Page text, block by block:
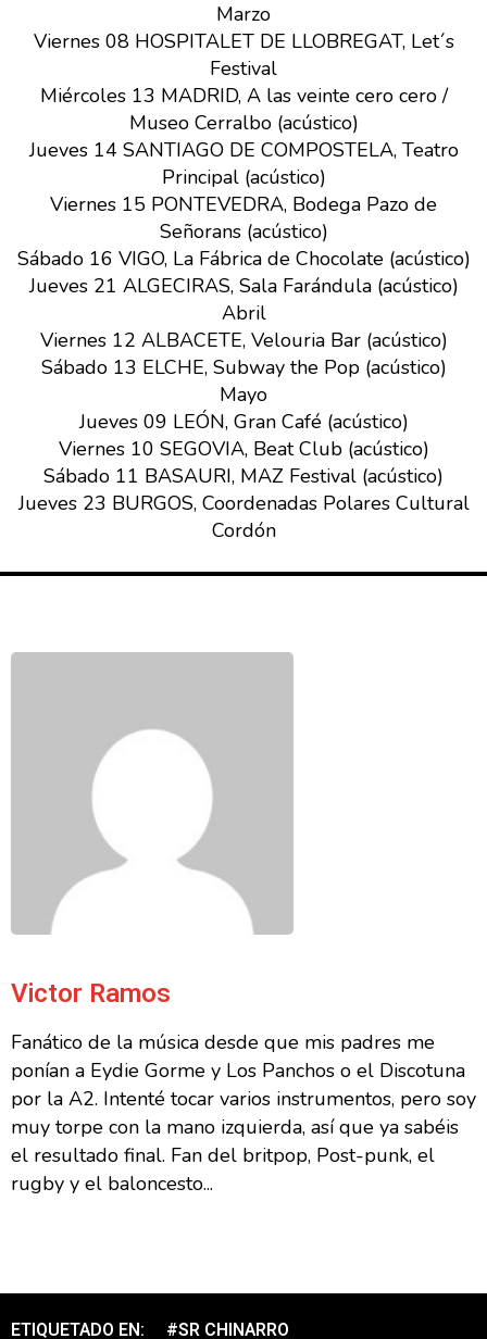
Marzo
Viernes 08 HOSPITALET DE LLOBREGAT, Let´s
Festival
Miércoles 13 MADRID, A las veinte cero cero /
Museo Cerralbo (acústico)
Jueves 14 SANTIAGO DE COMPOSTELA, Teatro
Principal (acústico)
Viernes 15 PONTEVEDRA, Bodega Pazo de
Señorans (acústico)
Sábado 16 VIGO, La Fábrica de Chocolate (acústico)
Jueves 21 ALGECIRAS, Sala Farándula (acústico)
Abril
Viernes 12 ALBACETE, Velouria Bar (acústico)
Sábado 13 ELCHE, Subway the Pop (acústico)
Mayo
Jueves 09 LEÓN, Gran Café (acústico)
Viernes 10 SEGOVIA, Beat Club (acústico)
Sábado 11 BASAURI, MAZ Festival (acústico)
Jueves 23 BURGOS, Coordenadas Polares Cultural
Cordón
Victor Ramos
Fanático de la música desde que mis padres me
ponían a Eydie Gorme y Los Panchos o el Discotuna
por la A2. Intenté tocar varios instrumentos, pero soy
muy torpe con la mano izquierda, así que ya sabéis
el resultado final. Fan del britpop, Post-punk, el
rugby y el baloncesto...
ETIQUETADO EN: #SR CHINARRO